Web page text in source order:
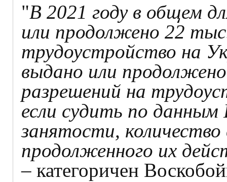
"В 2021 году в общем
или продолжено 22
трудоустройство на
выдано или
разрешений на
если судить по данным
занятости,
продолженного их
– категоричен